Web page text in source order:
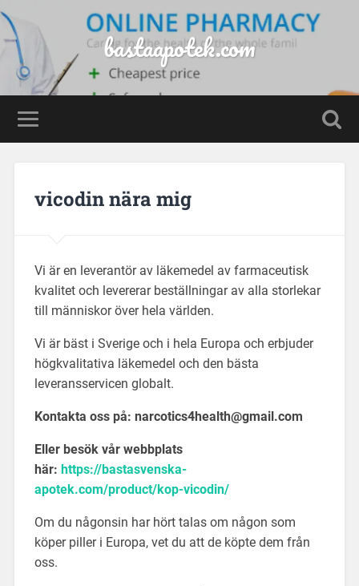
bastaapotek.com
vicodin nära mig
Vi är en leverantör av läkemedel av farmaceutisk
kvalitet och levererar beställningar av alla storlekar
till människor över hela världen.
Vi är bäst i Sverige och i hela Europa och erbjuder
högkvalitativa läkemedel och den bästa
leveransservicen globalt.
Kontakta oss på: narcotics4health@gmail.com
Eller besök vår webbplats
här: https://bastasvenska-
apotek.com/product/kop-vicodin/
Om du någonsin har hört talas om någon som
köper piller i Europa, vet du att de köpte dem från
oss.